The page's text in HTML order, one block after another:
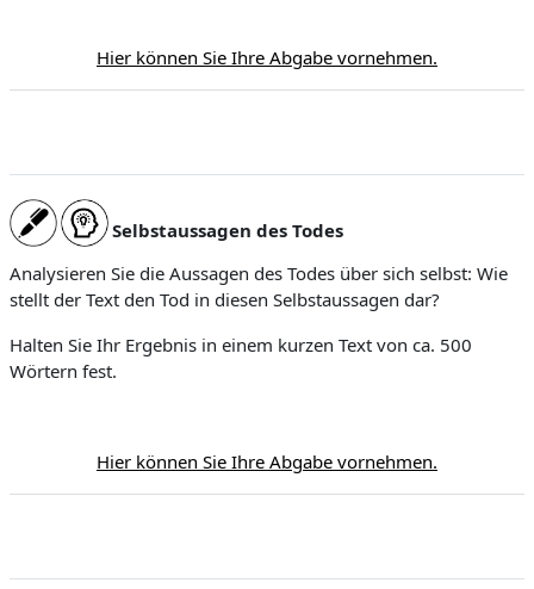
Hier können Sie Ihre Abgabe vornehmen.
Selbstaussagen des Todes
Analysieren Sie die Aussagen des Todes über sich selbst: Wie
stellt der Text den Tod in diesen Selbstaussagen dar?
Halten Sie Ihr Ergebnis in einem kurzen Text von ca. 500
Wörtern fest.
Hier können Sie Ihre Abgabe vornehmen.